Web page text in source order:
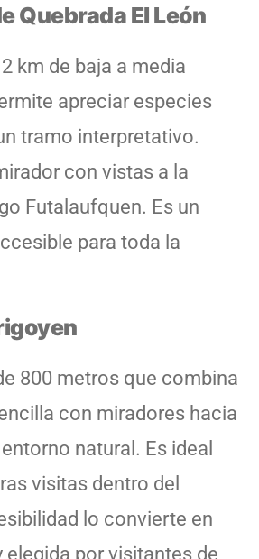
Quebrada El León
km de baja a media
apreciar especies
tramo interpretativo.
con vistas a la
Futalaufquen. Es un
para toda la
800 metros que combina
con miradores hacia
natural. Es ideal
visitas dentro del
lo convierte en
elegida por visitantes de